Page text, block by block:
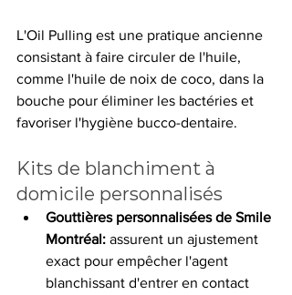
L'Oil Pulling est une pratique ancienne
consistant à faire circuler de l'huile,
comme l'huile de noix de coco, dans la
bouche pour éliminer les bactéries et
favoriser l'hygiène bucco-dentaire.
Kits de blanchiment à
domicile personnalisés
Gouttières personnalisées de Smile
Montréal: assurent un ajustement
exact pour empêcher l'agent
blanchissant d'entrer en contact